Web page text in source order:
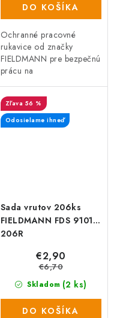
DO KOŠÍKA
Ochranné pracovné
rukavice od značky
FIELDMANN pre bezpečnú
prácu na
rukavice FIELDMANN FZO
5010 pre bezpečnú prácu.
Veľkosť XL.
Sada vrutov 206ks
FIELDMANN FDS 9101-
206R
56 %
Odosielame ihneď
Skladom (2 ks)
€2,90
€6,70
DO KOŠÍKA